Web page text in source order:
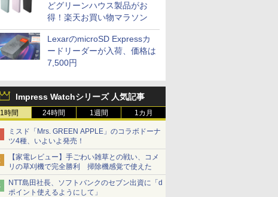
どグリーンハウス製品がお
得！楽天お買い物マラソン
LexarのmicroSD Expressカ
ードリーダーが入荷、価格は
7,500円
Impress Watchシリーズ 人気記事
1時間 24時間 1週間 1カ月
ミスド「Mrs. GREEN APPLE」のコラボドーナ
ツ4種、いよいよ発売！
【家電レビュー】手ごわい雑草との戦い、コメ
リの草刈機で完全勝利 掃除機感覚で使えた
NTT島田社長、ソフトバンクのセブン出資に「d
ポイント使えるようにして」